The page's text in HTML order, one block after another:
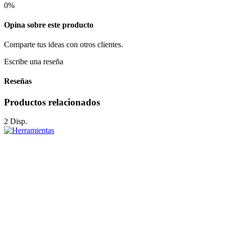
0%
Opina sobre este producto
Comparte tus ideas con otros clientes.
Escribe una reseña
Reseñas
Productos relacionados
2 Disp.